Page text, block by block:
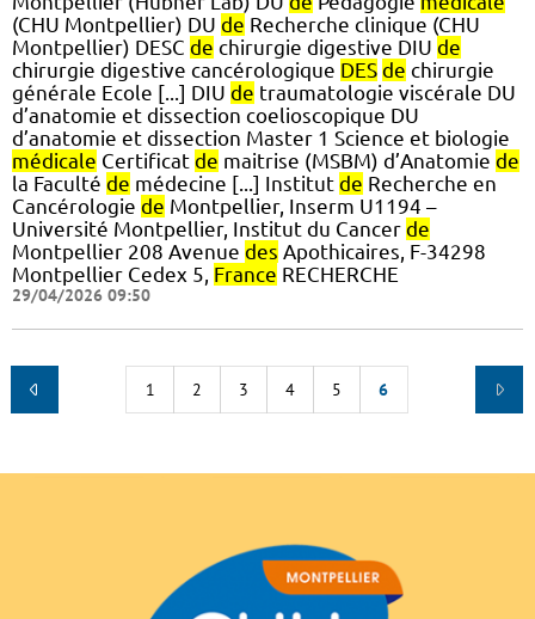
(CHU Montpellier) DU de Recherche clinique (CHU
Montpellier) DESC de chirurgie digestive DIU de
chirurgie digestive cancérologique DES de chirurgie
générale Ecole [...] DIU de traumatologie viscérale DU
d’anatomie et dissection coelioscopique DU
d’anatomie et dissection Master 1 Science et biologie
médicale Certificat de maitrise (MSBM) d’Anatomie de
la Faculté de médecine [...] Institut de Recherche en
Cancérologie de Montpellier, Inserm U1194 –
Université Montpellier, Institut du Cancer de
Montpellier 208 Avenue des Apothicaires, F-34298
Montpellier Cedex 5, France RECHERCHE
29/04/2026 09:50
1 2 3 4 5 6